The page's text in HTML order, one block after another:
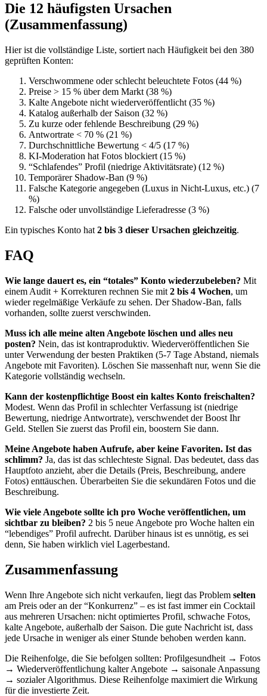
Die 12 häufigsten Ursachen
(Zusammenfassung)
Hier ist die vollständige Liste, sortiert nach Häufigkeit bei den 380
geprüften Konten:
Verschwommene oder schlecht beleuchtete Fotos (44 %)
Preise > 15 % über dem Markt (38 %)
Kalte Angebote nicht wiederveröffentlicht (35 %)
Katalog außerhalb der Saison (32 %)
Zu kurze oder fehlende Beschreibung (29 %)
Antwortrate < 70 % (21 %)
Durchschnittliche Bewertung < 4/5 (17 %)
KI-Moderation hat Fotos blockiert (15 %)
“Schlafendes” Profil (niedrige Aktivitätsrate) (12 %)
Temporärer Shadow-Ban (9 %)
Falsche Kategorie angegeben (Luxus in Nicht-Luxus, etc.) (7
%)
Falsche oder unvollständige Lieferadresse (3 %)
Ein typisches Konto hat 2 bis 3 dieser Ursachen gleichzeitig.
FAQ
Wie lange dauert es, ein “totales” Konto wiederzubeleben? Mit
einem Audit + Korrekturen rechnen Sie mit 2 bis 4 Wochen, um
wieder regelmäßige Verkäufe zu sehen. Der Shadow-Ban, falls
vorhanden, sollte zuerst verschwinden.
Muss ich alle meine alten Angebote löschen und alles neu
posten? Nein, das ist kontraproduktiv. Wiederveröffentlichen Sie
unter Verwendung der besten Praktiken (5-7 Tage Abstand, niemals
Angebote mit Favoriten). Löschen Sie massenhaft nur, wenn Sie die
Kategorie vollständig wechseln.
Kann der kostenpflichtige Boost ein kaltes Konto freischalten?
Modest. Wenn das Profil in schlechter Verfassung ist (niedrige
Bewertung, niedrige Antwortrate), verschwendet der Boost Ihr
Geld. Stellen Sie zuerst das Profil ein, boostern Sie dann.
Meine Angebote haben Aufrufe, aber keine Favoriten. Ist das
schlimm? Ja, das ist das schlechteste Signal. Das bedeutet, dass das
Hauptfoto anzieht, aber die Details (Preis, Beschreibung, andere
Fotos) enttäuschen. Überarbeiten Sie die sekundären Fotos und die
Beschreibung.
Wie viele Angebote sollte ich pro Woche veröffentlichen, um
sichtbar zu bleiben? 2 bis 5 neue Angebote pro Woche halten ein
“lebendiges” Profil aufrecht. Darüber hinaus ist es unnötig, es sei
denn, Sie haben wirklich viel Lagerbestand.
Zusammenfassung
Wenn Ihre Angebote sich nicht verkaufen, liegt das Problem selten
am Preis oder an der “Konkurrenz” – es ist fast immer ein Cocktail
aus mehreren Ursachen: nicht optimiertes Profil, schwache Fotos,
kalte Angebote, außerhalb der Saison. Die gute Nachricht ist, dass
jede Ursache in weniger als einer Stunde behoben werden kann.
Die Reihenfolge, die Sie befolgen sollten: Profilgesundheit → Fotos
→ Wiederveröffentlichung kalter Angebote → saisonale Anpassung
→ sozialer Algorithmus. Diese Reihenfolge maximiert die Wirkung
für die investierte Zeit.